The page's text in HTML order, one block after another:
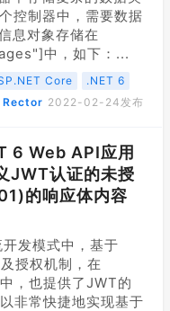
控制器中，需要数据
息对象存储在
中，如下：...
Core
.NET 6
Rector 2022-02-24发布
6 Web API应用
JWT认证的未授
的响应体内容
发模式中，基于
授权机制，在
，也提供了JWT的
非常快捷地实现基于